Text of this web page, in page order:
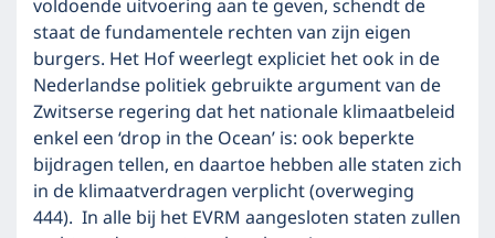
voldoende uitvoering aan te geven, schendt de
staat de fundamentele rechten van zijn eigen
burgers. Het Hof weerlegt expliciet het ook in de
Nederlandse politiek gebruikte argument van de
Zwitserse regering dat het nationale klimaatbeleid
enkel een ‘drop in the Ocean’ is: ook beperkte
bijdragen tellen, en daartoe hebben alle staten zich
in de klimaatverdragen verplicht (overweging
444). In alle bij het EVRM aangesloten staten zullen